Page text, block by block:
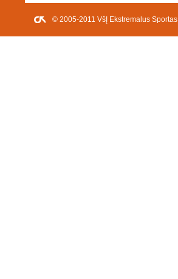
© 2005-2011 VšĮ Ekstremalus Sportas